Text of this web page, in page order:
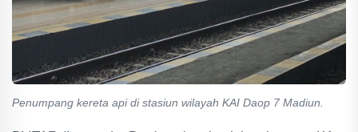
Penumpang kereta api di stasiun wilayah KAI Daop 7 Madiun.